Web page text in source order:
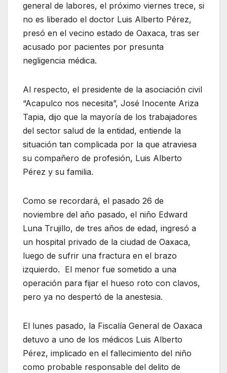
general de labores, el próximo viernes trece, si
no es liberado el doctor Luis Alberto Pérez,
presó en el vecino estado de Oaxaca, tras ser
acusado por pacientes por presunta
negligencia médica.
Al respecto, el presidente de la asociación civil
“Acapulco nos necesita”, José Inocente Ariza
Tapia, dijo que la mayoría de los trabajadores
del sector salud de la entidad, entiende la
situación tan complicada por la que atraviesa
su compañero de profesión, Luis Alberto
Pérez y su familia.
Como se recordará, el pasado 26 de
noviembre del año pasado, el niño Edward
Luna Trujillo, de tres años de edad, ingresó a
un hospital privado de la ciudad de Oaxaca,
luego de sufrir una fractura en el brazo
izquierdo. El menor fue sometido a una
operación para fijar el hueso roto con clavos,
pero ya no despertó de la anestesia.
El lunes pasado, la Fiscalía General de Oaxaca
detuvo a uno de los médicos Luis Alberto
Pérez, implicado en el fallecimiento del niño
como probable responsable del delito de